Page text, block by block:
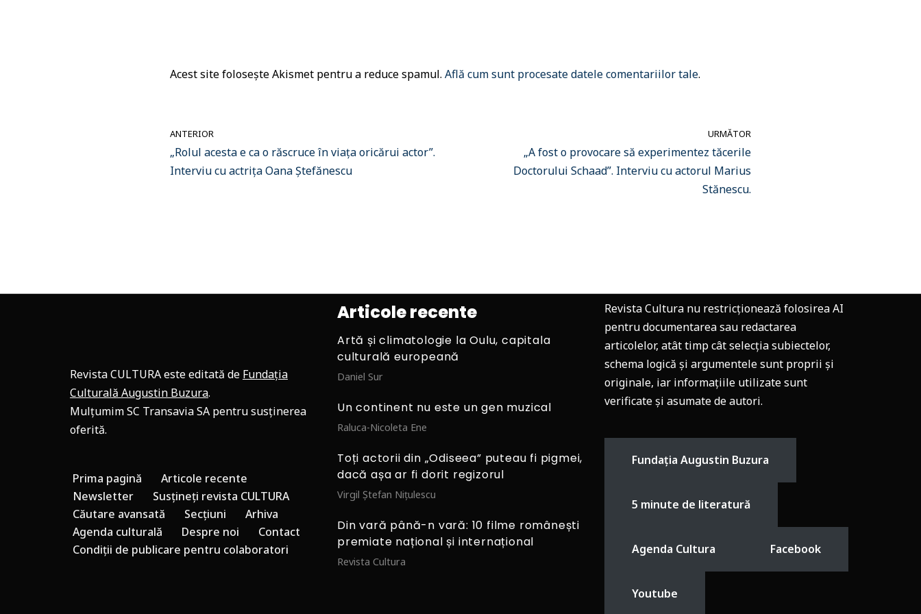
Acest site folosește Akismet pentru a reduce spamul.Află cum sunt procesate datele comentariilor tale.
ANTERIOR
„Rolul acesta e ca o răscruce în viața oricărui actor”.
Interviu cu actrița Oana Ștefănescu
URMĂTOR
„A fost o provocare să experimentez tăcerile
Doctorului Schaad”. Interviu cu actorul Marius
Stănescu.
Revista CULTURA este editată de Fundația
Culturală Augustin Buzura.
Mulțumim SC Transavia SA pentru susținerea
oferită.
Prima pagină
Articole recente
Newsletter
Susțineți revista CULTURA
Căutare avansată
Secțiuni
Arhiva
Agenda culturală
Despre noi
Contact
Condiții de publicare pentru colaboratori
Articole recente
Artă și climatologie la Oulu, capitala
culturală europeană
Daniel Sur
Un continent nu este un gen muzical
Raluca-Nicoleta Ene
Toți actorii din „Odiseea” puteau fi pigmei,
dacă așa ar fi dorit regizorul
Virgil Ștefan Nițulescu
Din vară până-n vară: 10 filme românești
premiate național și internațional
Revista Cultura
Revista Cultura nu restricționează folosirea AI
pentru documentarea sau redactarea
articolelor, atât timp cât selecția subiectelor,
schema logică și argumentele sunt proprii și
originale, iar informațiile utilizate sunt
verificate și asumate de autori.
Fundația Augustin Buzura
5 minute de literatură
Agenda Cultura Facebook
Youtube